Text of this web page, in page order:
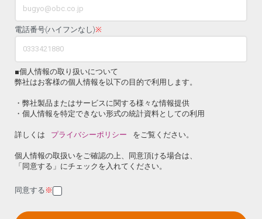
電話番号(ハイフンなし)※
■個人情報の取り扱いについて
弊社はお客様の個人情報を以下の目的で利用します。
・弊社製品またはサービスに関する様々な情報提供
・個人情報を特定できない形式の統計資料としての利用
詳しくは プライバシーポリシー をご覧ください。
個人情報の取扱いをご確認の上、同意頂ける場合は、
「同意する」にチェックを入れてください。
同意する ※